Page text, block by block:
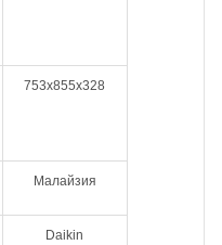
753х855х328
Малайзия
Daikin